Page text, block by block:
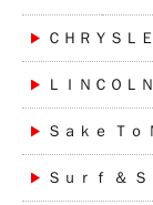
ＣＨＲＹＳＬ
ＬＩＮＣＯＬＮ
Ｓａｋｅ Ｔｏ
Ｓｕｒｆ ＆ Ｓ